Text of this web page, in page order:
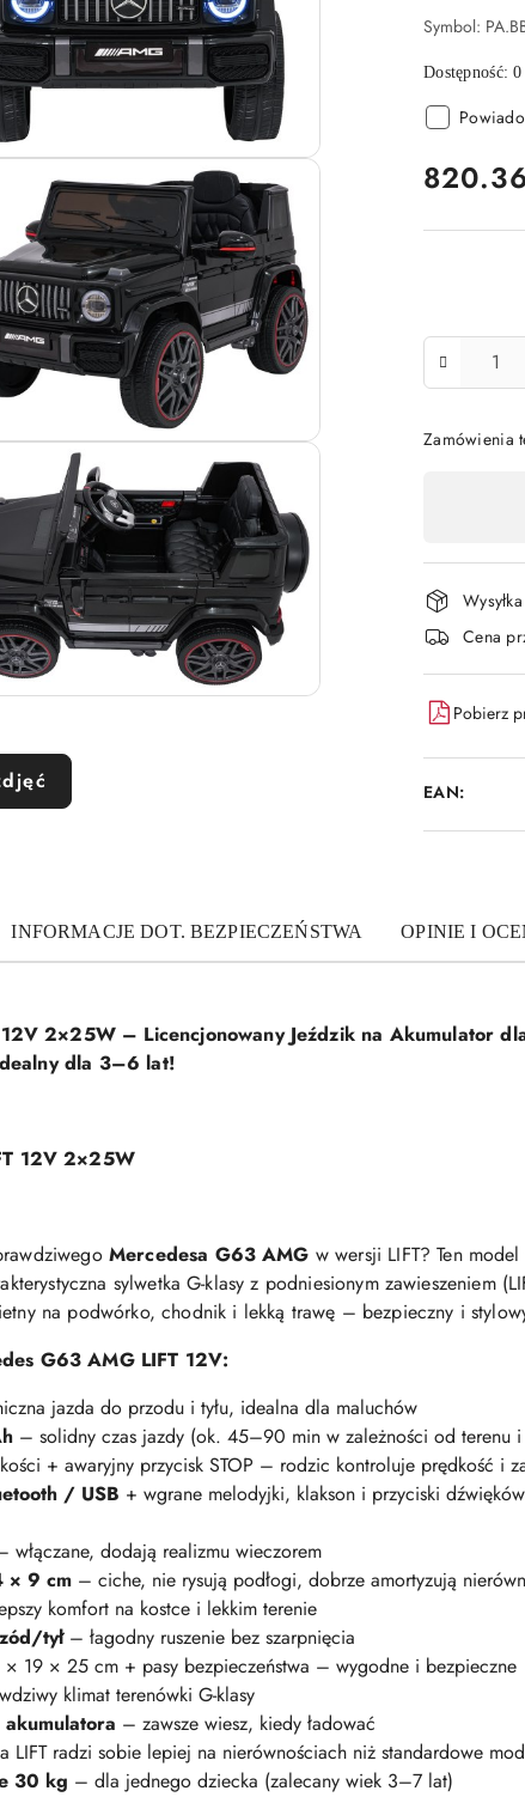
Symbol:
Dostępność:0
cena:
Zamówienia
i
Cena
Pobierz
EAN:
INFORMACJE DOT. BEZPIECZEŃSTWA OPINIE I
2×25W – Licencjonowany Jeździk na Akumulator
dla 3–6 lat!
Mercedesa G63 AMG w wersji LIFT? Ten
sylwetka G-klasy z podniesionym zawieszeniem
na podwórko, chodnik i lekką trawę – bezpieczny i
G63 AMG LIFT 12V:
jazda do przodu i tyłu, idealna dla maluchów
– solidny czas jazdy (ok. 45–90 min w zależności od terenu
+ awaryjny przycisk STOP – rodzic kontroluje prędkość i
/ USB + wgrane melodyjki, klakson i przyciski
włączane, dodają realizmu wieczorem
× 9 cm – ciche, nie rysują podłogi, dobrze amortyzują
komfort na kostce i lekkim terenie
tył– łagodny ruszenie bez szarpnięcia
× 19 × 25 cm + pasy bezpieczeństwa – wygodne i bezpieczne
klimat terenówki G-klasy
akumulatora – zawsze wiesz, kiedy ładować
LIFT radzi sobie lepiej na nierównościach niż standardowe
30 kg – dla jednego dziecka (zalecany wiek 3–7 lat)